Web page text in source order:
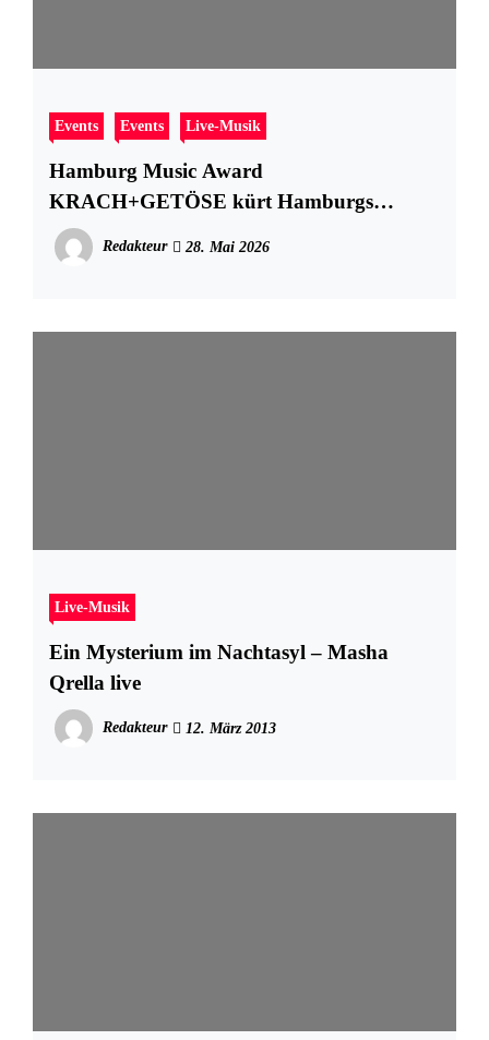
Events Events Live-Musik
Hamburg Music Award
KRACH+GETÖSE kürt Hamburgs
spannendste Nachwuchs-Acts im Imperial
Theater
Redakteur 28. Mai 2026
Live-Musik
Ein Mysterium im Nachtasyl – Masha
Qrella live
Redakteur 12. März 2013